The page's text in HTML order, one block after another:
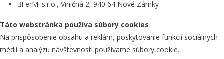
FerMi s.r.o., Viničná 2, 940 64 Nové Zámky
Táto webstránka používa súbory cookies
Na prispôsobenie obsahu a reklám, poskytovanie funkcií sociálnych
médií a analýzu návštevnosti používame súbory cookie.